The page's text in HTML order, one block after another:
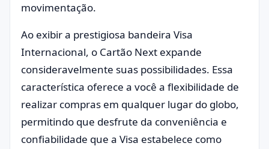
movimentação.
Ao exibir a prestigiosa bandeira Visa
Internacional, o Cartão Next expande
consideravelmente suas possibilidades. Essa
característica oferece a você a flexibilidade de
realizar compras em qualquer lugar do globo,
permitindo que desfrute da conveniência e
confiabilidade que a Visa estabelece como